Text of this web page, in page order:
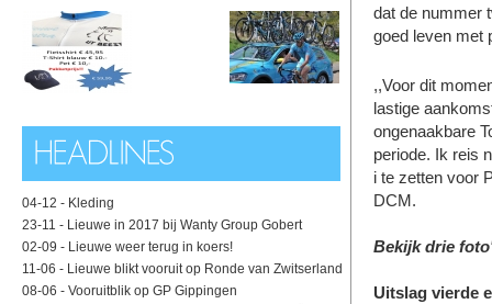
04-12 - Kleding
23-11 - Lieuwe in 2017 bij Wanty Group Gobert
02-09 - Lieuwe weer terug in koers!
11-06 - Lieuwe blikt vooruit op Ronde van Zwitserland
08-06 - Vooruitblik op GP Gippingen
dat de nummer
goed leven met
,,Voor dit
lastige
ongenaakbare
periode. Ik reis
i te zetten voor
DCM.
Bekijk drie
Uitslag vierde